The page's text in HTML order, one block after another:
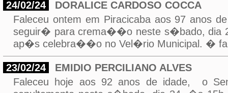
24/02/24
DORALICE CARDOSO COCCA
Faleceu ontem em Piracicaba aos 97 anos
seguir� para crema��o neste s�bado, dia
ap�s celebra��o no Vel�rio Municipal. �
23/02/24
EMIDIO PERCILIANO ALVES
Faleceu hoje aos 92 anos de idade, o